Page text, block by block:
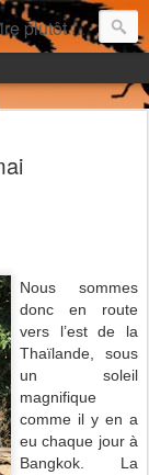
qu'avoir.
Nous sommes
donc en route
vers l’est de la
Thaïlande, sous
un soleil
magnifique
comme il y en a
eu chaque jour à
Bangkok. La